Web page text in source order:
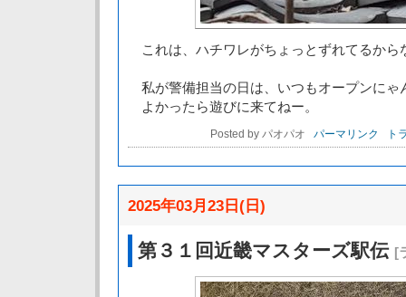
これは、ハチワレがちょっとずれてるから
私が警備担当の日は、いつもオープンにゃ
よかったら遊びに来てねー。
Posted by パオパオ パーマリンク ト
2025年03月23日(日)
第３１回近畿マスターズ駅伝 [